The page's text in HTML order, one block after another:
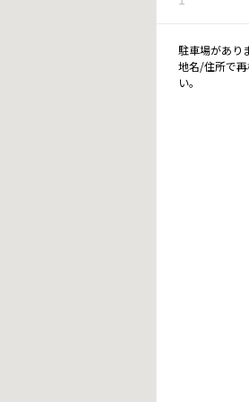
駐車場があり
地名/住所で
い。